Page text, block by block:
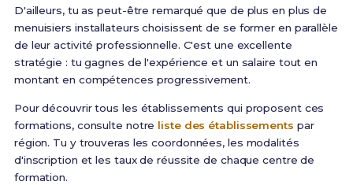
D'ailleurs, tu as peut-être remarqué que de plus en plus de
menuisiers installateurs choisissent de se former en parallèle
de leur activité professionnelle. C'est une excellente
stratégie : tu gagnes de l'expérience et un salaire tout en
montant en compétences progressivement.
Pour découvrir tous les établissements qui proposent ces
formations, consulte notre liste des établissements par
région. Tu y trouveras les coordonnées, les modalités
d'inscription et les taux de réussite de chaque centre de
formation.